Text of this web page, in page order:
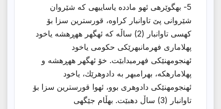
5- بهگوێرهی ئهو مادده یاساییهی كه شێروان
شێروانی پێ تاوانبار كراوه، قورسترین سزا بۆ
كهسی تاوانبار (2) ساڵه كه ئهگهر ههڕهشه یاخود
پهلاماری فهرمانبهرێكی حكومی یاخود
ئهنجومهنێكی فهرمیدابێت. خۆ ئهگهر ههڕهشه و
پهلامارهكه، بهرامبهر به دادوهرێك، یاخود
ئهنجومهنێكی دادوهری بوو، ئهوا قورسترین سزا بۆ
تاوانبار (3) ساڵ دهبێت. بهڵام جێگهی